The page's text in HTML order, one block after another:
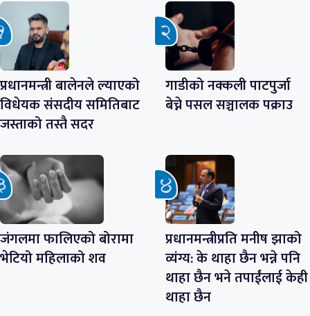
प्रधानमन्त्री बालेनले ल्याएको
विधेयक संसदीय समितिबाट
जस्ताको तस्तै सदर
गाडीको नक्कली पाटपुर्जा
बेच्ने पसल सञ्चालक पक्राउ
जंगलमा फालिएको बोरामा
भेटियो महिलाको शव
प्रधानमन्त्रीप्रति मनीष झाको
व्यंग्य: के थाहा छैन भन्ने पनि
थाहा छैन भने तपाईंलाई केही
थाहा छैन